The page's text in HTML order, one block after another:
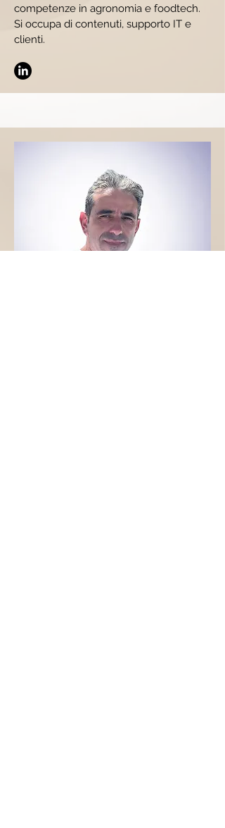
competenze in agronomia e foodtech.
Si occupa di contenuti, supporto IT e
clienti.